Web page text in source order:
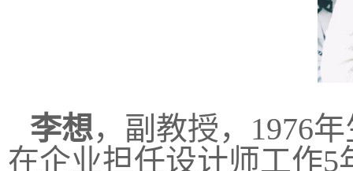
李想，副教授， 1976
在企业担任设计师工作5